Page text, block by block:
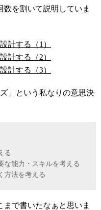
を割いて説明していま
計する（1）
計する（2）
計する（3）
」という私なりの意思決
る
な能力・スキルを考える
方法を考える
で書いたなぁと思いま